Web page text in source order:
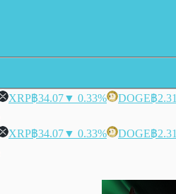
XRP฿34.07▼ 0.33% DOGE฿2.31
XRP฿34.07▼ 0.33% DOGE฿2.31